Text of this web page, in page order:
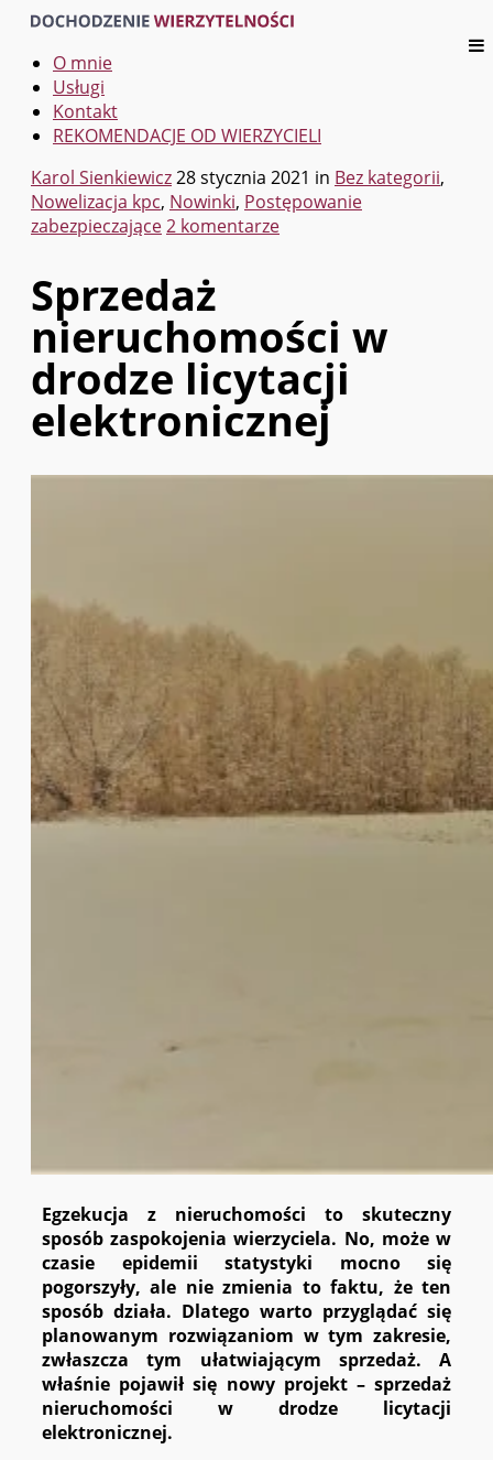
O mnie
Usługi
Kontakt
REKOMENDACJE OD WIERZYCIELI
Karol Sienkiewicz28 stycznia 2021 in Bez kategorii,
Nowelizacja kpc, Nowinki, Postępowanie
zabezpieczające2 komentarze
Sprzedaż
nieruchomości w
drodze licytacji
elektronicznej
Egzekucja z nieruchomości to skuteczny
sposób zaspokojenia wierzyciela. No, może w
czasie epidemii statystyki mocno się
pogorszyły, ale nie zmienia to faktu, że ten
sposób działa. Dlatego warto przyglądać się
planowanym rozwiązaniom w tym zakresie,
zwłaszcza tym ułatwiającym sprzedaż. A
właśnie pojawił się nowy projekt – sprzedaż
nieruchomości w drodze licytacji
elektronicznej.